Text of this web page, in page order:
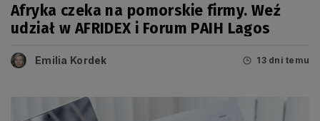
Afryka czeka na pomorskie firmy. Weź
udział w AFRIDEX i Forum PAIH Lagos
Emilia Kordek 13 dni temu